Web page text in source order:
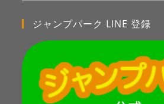
ジャンプパーク LINE 登録